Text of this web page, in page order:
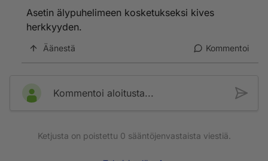
Asetin älypuhelimeen kosketukseksi kives
herkkyyden.
Äänestä Kommentoi
Kommentoi aloitusta...
Ketjusta on poistettu 0 sääntöjenvastaista viestiä.